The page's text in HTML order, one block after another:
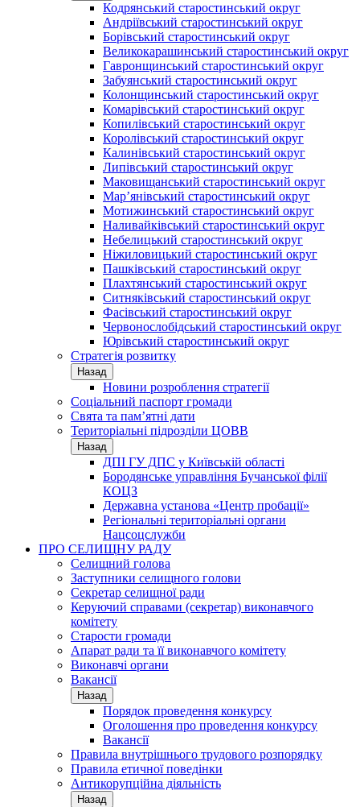
Кодрянський старостинський округ
Андріївський старостинський округ
Борівський старостинський округ
Великокарашинський старостинський округ
Гавронщинський старостинський округ
Забуянський старостинський округ
Колонщинський старостинський округ
Комарівський старостинський округ
Копилівський старостинський округ
Королівський старостинський округ
Калинівський старостинський округ
Липівський старостинський округ
Маковищанський старостинський округ
Мар’янівський старостинський округ
Мотижинський старостинський округ
Наливайківський старостинський округ
Небелицький старостинський округ
Ніжиловицький старостинський округ
Пашківський старостинський округ
Плахтянський старостинський округ
Ситняківський старостинський округ
Фасівський старостинський округ
Червонослобідський старостинський округ
Юрівський старостинський округ
Стратегія розвитку
Назад
Новини розроблення стратегії
Соціальний паспорт громади
Свята та пам’ятні дати
Територіальні підрозділи ЦОВВ
Назад
ДПІ ГУ ДПС у Київській області
Бородянське управління Бучанської філії
КОЦЗ
Державна установа «Центр пробації»
Регіональні територіальні органи
Нацсоцслужби
ПРО СЕЛИЩНУ РАДУ
Селищний голова
Заступники селищного голови
Секретар селищної ради
Керуючий справами (секретар) виконавчого
комітету
Старости громади
Апарат ради та її виконавчого комітету
Виконавчі органи
Вакансії
Назад
Порядок проведення конкурсу
Оголошення про проведення конкурсу
Вакансії
Правила внутрішнього трудового розпорядку
Правила етичної поведінки
Антикорупційна діяльність
Назад